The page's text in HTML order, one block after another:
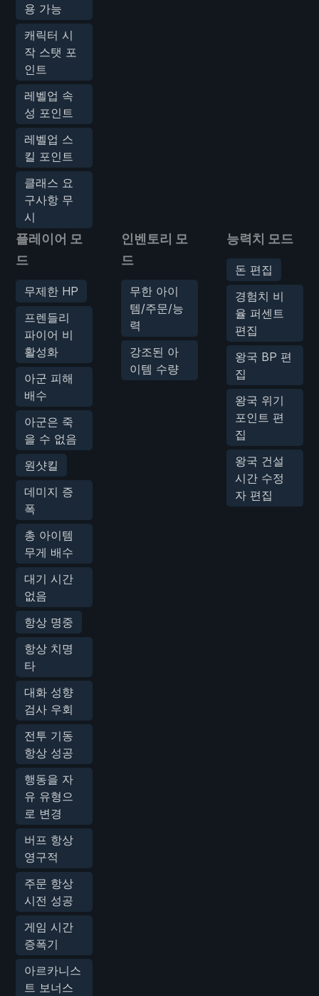
용 가능
캐릭터 시
작 스탯 포
인트
레벨업 속
성 포인트
레벨업 스
킬 포인트
클래스 요
구사항 무
시
플레이어 모
드
무제한 HP
프렌들리
파이어 비
활성화
아군 피해
배수
아군은 죽
을 수 없음
원샷킬
데미지 증
폭
총 아이템
무게 배수
대기 시간
없음
항상 명중
항상 치명
타
대화 성향
검사 우회
전투 기동
항상 성공
행동을 자
유 유형으
로 변경
버프 항상
영구적
주문 항상
시전 성공
게임 시간
증폭기
아르카니스
트 보너스
인벤토리 모
드
무한 아이
템/주문/능
력
강조된 아
이템 수량
능력치 모드
돈 편집
경험치 비
율 퍼센트
편집
왕국 BP 편
집
왕국 위기
포인트 편
집
왕국 건설
시간 수정
자 편집